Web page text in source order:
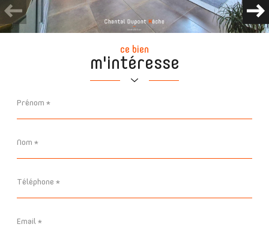
ce bien
m'intéresse
*
*
*
*